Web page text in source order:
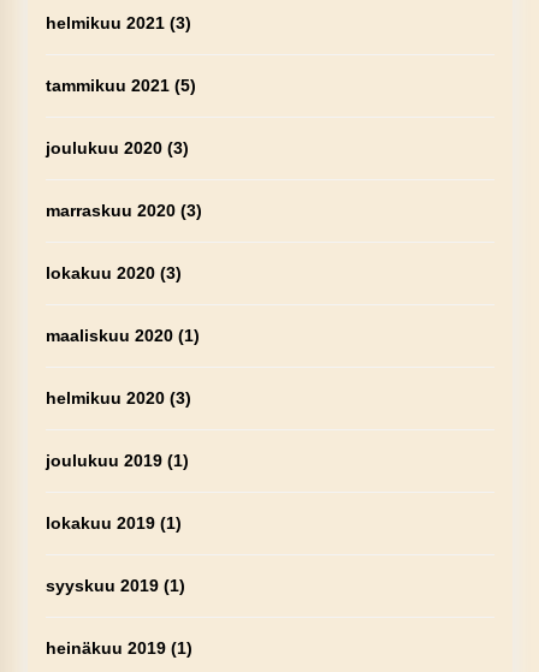
helmikuu 2021(3)
tammikuu 2021(5)
joulukuu 2020(3)
marraskuu 2020(3)
lokakuu 2020(3)
maaliskuu 2020(1)
helmikuu 2020(3)
joulukuu 2019(1)
lokakuu 2019(1)
syyskuu 2019(1)
heinäkuu 2019(1)